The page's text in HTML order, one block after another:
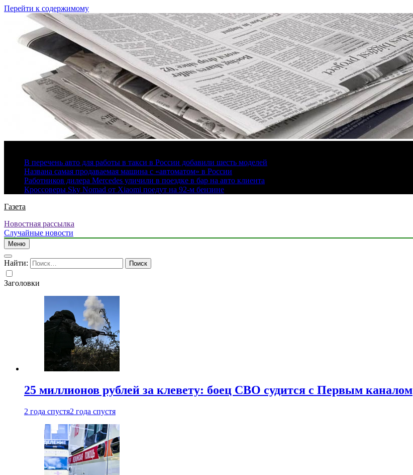
Перейти к содержимому
В перечень авто для работы в такси в России добавили шесть моделей
Названа самая продаваемая машина с «автоматом» в России
Работников дилера Mercedes уличили в поездке в бар на авто клиента
Кроссоверы Sky Nomad от Xiaomi поедут на 92-м бензине
Газета
Новостная рассылка
Случайные новости
Меню
Найти:
Заголовки
25 миллионов рублей за клевету: боец СВО судится с Первым каналом
2 года спустя2 года спустя